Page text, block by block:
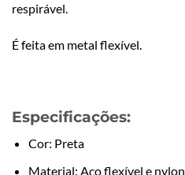
respirável.
É feita em metal flexível.
Especificações:
Cor: Preta
Material: Aço flexível e nylon